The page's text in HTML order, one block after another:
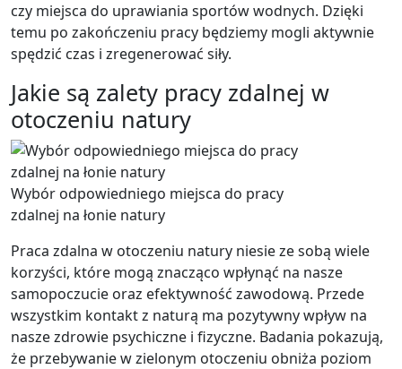
czy miejsca do uprawiania sportów wodnych. Dzięki
temu po zakończeniu pracy będziemy mogli aktywnie
spędzić czas i zregenerować siły.
Jakie są zalety pracy zdalnej w
otoczeniu natury
Wybór odpowiedniego miejsca do pracy
zdalnej na łonie natury
Praca zdalna w otoczeniu natury niesie ze sobą wiele
korzyści, które mogą znacząco wpłynąć na nasze
samopoczucie oraz efektywność zawodową. Przede
wszystkim kontakt z naturą ma pozytywny wpływ na
nasze zdrowie psychiczne i fizyczne. Badania pokazują,
że przebywanie w zielonym otoczeniu obniża poziom